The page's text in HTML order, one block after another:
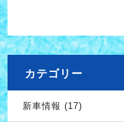
カテゴリー
新車情報 (17)